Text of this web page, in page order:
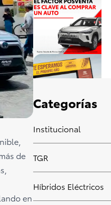
de
en
Categorías
Institucional
TGR
Híbridos Eléctricos